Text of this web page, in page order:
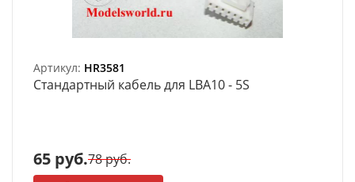
Артикул: HR3581
Стандартный кабель для LBA10 - 5S
65 руб.78 руб.